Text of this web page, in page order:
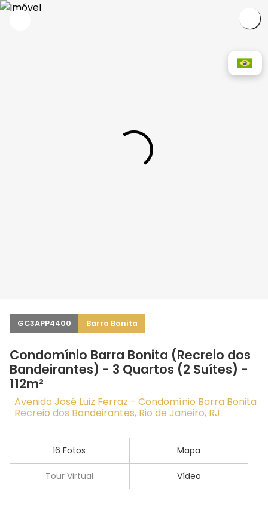
GC3APP4400 Barra Bonita
Condomínio Barra Bonita (Recreio dos
Bandeirantes) - 3 Quartos (2 Suítes) -
112m²
Avenida José Luiz Ferraz - Condomínio Barra Bonita
Recreio dos Bandeirantes, Rio de Janeiro, RJ
16 Fotos Mapa
Tour Virtual Vídeo